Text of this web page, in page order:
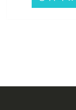
격: